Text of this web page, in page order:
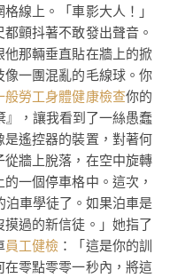
線上。「車影大人！」
顫抖著不敢發出聲音。
那輛垂直貼在牆上的掀
一團混亂的毛線球。你
般勞工身體健康檢查你的
，讓我看到了一絲愚蠢
遙控器的裝置，對著何
牆上脫落，在空中旋轉
一個停車格中。這次，
車學徒了。如果泊車是
過的新信徒。」她指了
員工健檢 ：「這是你的訓
零點零零一秒內，將這